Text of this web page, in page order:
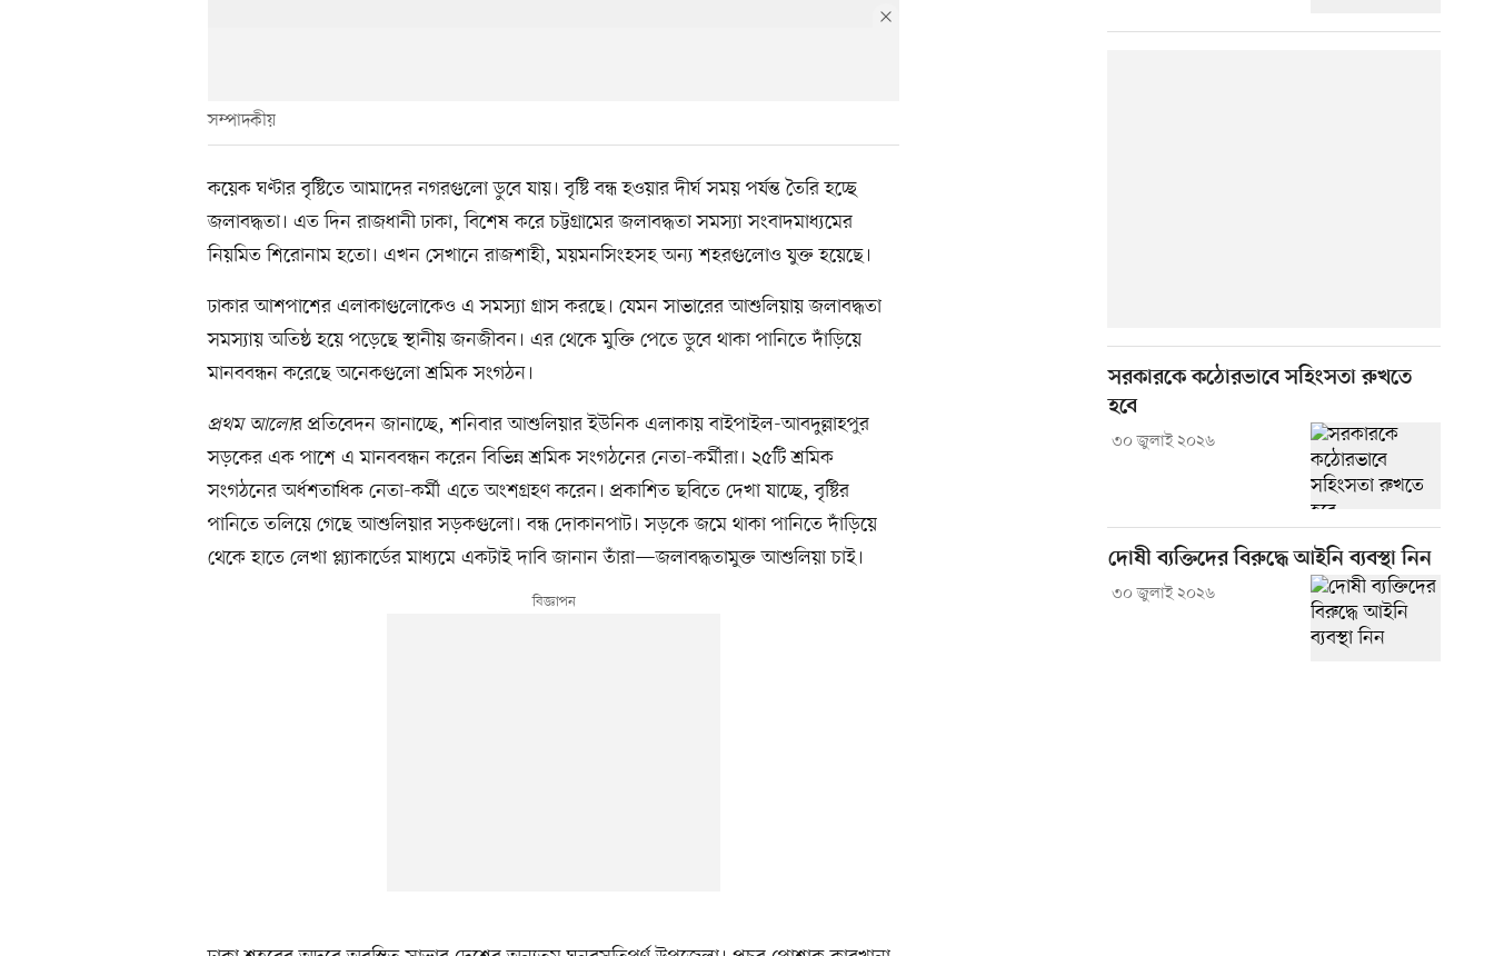
সম্পাদকীয়
কয়েক ঘণ্টার বৃষ্টিতে আমাদের নগরগুলো ডুবে যায়। বৃষ্টি বন্ধ হওয়ার দীর্ঘ সময় পর্যন্ত তৈরি হচ্ছে
জলাবদ্ধতা। এত দিন রাজধানী ঢাকা, বিশেষ করে চট্টগ্রামের জলাবদ্ধতা সমস্যা সংবাদমাধ্যমের
নিয়মিত শিরোনাম হতো। এখন সেখানে রাজশাহী, ময়মনসিংহসহ অন্য শহরগুলোও যুক্ত হয়েছে।
ঢাকার আশপাশের এলাকাগুলোকেও এ সমস্যা গ্রাস করছে। যেমন সাভারের আশুলিয়ায় জলাবদ্ধতা
সমস্যায় অতিষ্ঠ হয়ে পড়েছে স্থানীয় জনজীবন। এর থেকে মুক্তি পেতে ডুবে থাকা পানিতে দাঁড়িয়ে
মানববন্ধন করেছে অনেকগুলো শ্রমিক সংগঠন।
প্রথম আলোর প্রতিবেদন জানাচ্ছে, শনিবার আশুলিয়ার ইউনিক এলাকায় বাইপাইল-আবদুল্লাহপুর
সড়কের এক পাশে এ মানববন্ধন করেন বিভিন্ন শ্রমিক সংগঠনের নেতা-কর্মীরা। ২৫টি শ্রমিক
সংগঠনের অর্ধশতাধিক নেতা-কর্মী এতে অংশগ্রহণ করেন। প্রকাশিত ছবিতে দেখা যাচ্ছে, বৃষ্টির
পানিতে তলিয়ে গেছে আশুলিয়ার সড়কগুলো। বন্ধ দোকানপাট। সড়কে জমে থাকা পানিতে দাঁড়িয়ে
থেকে হাতে লেখা প্ল্যাকার্ডের মাধ্যমে একটাই দাবি জানান তাঁরা—জলাবদ্ধতামুক্ত আশুলিয়া চাই।
সরকারকে কঠোরভাবে সহিংসতা রুখতে
হবে
৩০ জুলাই ২০২৬
দোষী ব্যক্তিদের বিরুদ্ধে আইনি ব্যবস্থা নিন
৩০ জুলাই ২০২৬